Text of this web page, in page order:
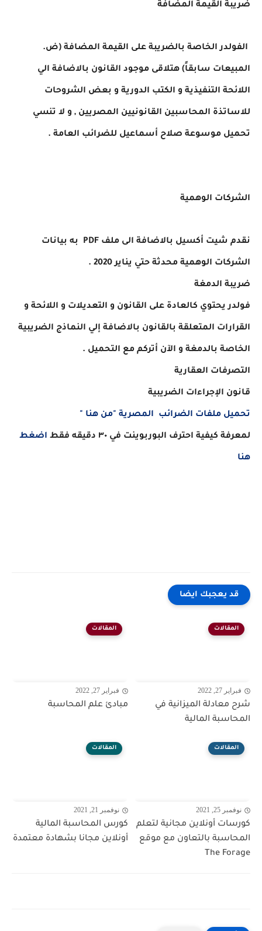
ضريبة القيمة المضافة
الفولدر الخاصة بالضريبة على القيمة المضافة (ض.
المبيعات سابقاً) هتلاقى موجود القانون بالاضافة الي
اللائحة التنفيذية و الكتب الدورية و بعض الشروحات
للاساتذة المحاسبين القانونيين المصريين , و لا تنسي
تحميل موسوعة صلاح أسماعيل للضرائب العامة .
الشركات الوهمية
نقدم شيت أكسيل بالاضافة الى ملف PDF به بيانات
الشركات الوهمية محدثة حتي يناير 2020 .
ضريبة الدمغة
فولدر يحتوي كالعادة على القانون و التعديلات و اللائحة و
القرارات المتعلقة بالقانون بالاضافة إلي النماذج الضريبية
الخاصة بالدمغة و الآن أتركم مع التحميل .
التصرفات العقارية
قانون الإجراءات الضريبية
تحميل ملفات الضرائب المصرية "من هنا "
لمعرفة كيفية احترف البوربوينت في ٣٠ دقيقه فقط اضغط
هنا
قد يعجبك ايضا
المقالات
فبراير 27, 2022
شرح معادلة الميزانية في
المحاسبة المالية
المقالات
فبراير 27, 2022
مبادئ علم المحاسبة
المقالات
نوفمبر 25, 2021
كورسات أونلاين مجانية لتعلم
المحاسبة بالتعاون مع موقع
The Forage
المقالات
نوفمبر 21, 2021
كورس المحاسبة المالية
أونلاين مجانا بشهادة معتمدة